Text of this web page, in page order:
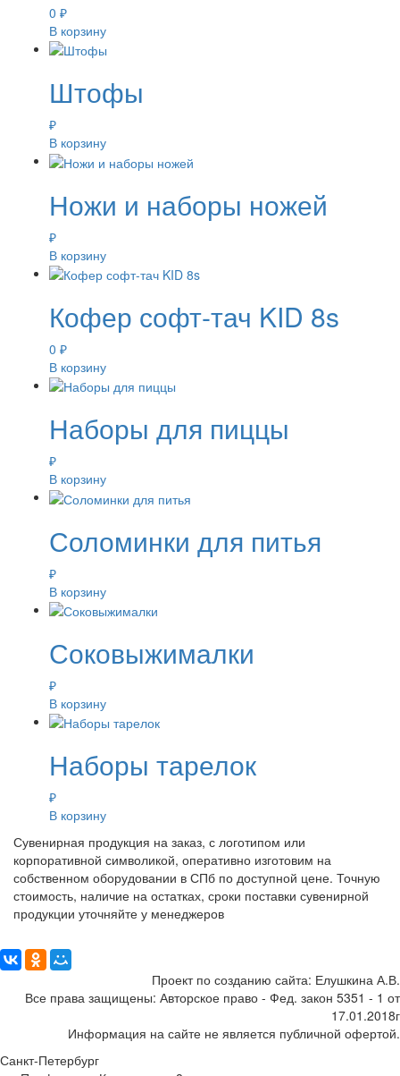
0 ₽
В корзину
Штофы
₽
В корзину
Ножи и наборы ножей
₽
В корзину
Кофер софт-тач KID 8s
0 ₽
В корзину
Наборы для пиццы
₽
В корзину
Соломинки для питья
₽
В корзину
Соковыжималки
₽
В корзину
Наборы тарелок
₽
В корзину
Сувенирная продукция на заказ, с логотипом или
корпоративной символикой, оперативно изготовим на
собственном оборудовании в СПб по доступной цене. Точную
стоимость, наличие на остатках, сроки поставки сувенирной
продукции уточняйте у менеджеров
Проект по созданию сайта: Елушкина А.В.
Все права защищены: Авторское право - Фед. закон 5351 - 1 от
17.01.2018г
Информация на сайте не является публичной офертой.
Санкт-Петербург